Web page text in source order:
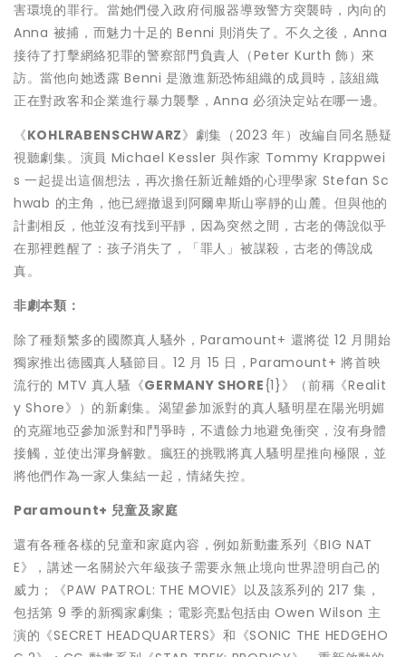
害環境的罪行。當她們侵入政府伺服器導致警方突襲時，內向的
Anna 被捕，而魅力十足的 Benni 則消失了。不久之後，Anna
接待了打擊網絡犯罪的警察部門負責人（Peter Kurth 飾）來
訪。當他向她透露 Benni 是激進新恐怖組織的成員時，該組織
正在對政客和企業進行暴力襲擊，Anna 必須決定站在哪一邊。
《KOHLRABENSCHWARZ》劇集（2023 年）改編自同名懸疑
視聽劇集。演員 Michael Kessler 與作家 Tommy Krappwei
s 一起提出這個想法，再次擔任新近離婚的心理學家 Stefan Sc
hwab 的主角，他已經撤退到阿爾卑斯山寧靜的山麓。但與他的
計劃相反，他並沒有找到平靜，因為突然之間，古老的傳說似乎
在那裡甦醒了：孩子消失了，「罪人」被謀殺，古老的傳說成
真。
非劇本類：
除了種類繁多的國際真人騷外，Paramount+ 還將從 12 月開始
獨家推出德國真人騷節目。12 月 15 日，Paramount+ 將首映
流行的 MTV 真人騷《GERMANY SHORE {1}》（前稱《Realit
y Shore》）的新劇集。渴望參加派對的真人騷明星在陽光明媚
的克羅地亞參加派對和鬥爭時，不遺餘力地避免衝突，沒有身體
接觸，並使出渾身解數。瘋狂的挑戰將真人騷明星推向極限，並
將他們作為一家人集結一起，情緒失控。
Paramount+ 兒童及家庭
還有各種各樣的兒童和家庭內容，例如新動畫系列《BIG NAT
E》，講述一名關於六年級孩子需要永無止境向世界證明自己的
威力；《PAW PATROL: THE MOVIE》以及該系列的 217 集，
包括第 9 季的新獨家劇集；電影亮點包括由Owen Wilson 主
演的《SECRET HEADQUARTERS》和《SONIC THE HEDGEHO